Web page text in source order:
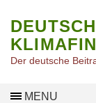
Der deutsche
MENU